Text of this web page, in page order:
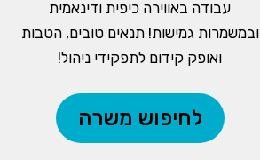
עבודה באווירה כיפית ודינאמית
ובמשמרות גמישות! תנאים טובים, הטבות
ואופק קידום לתפקידי ניהול!
לחיפוש משרה